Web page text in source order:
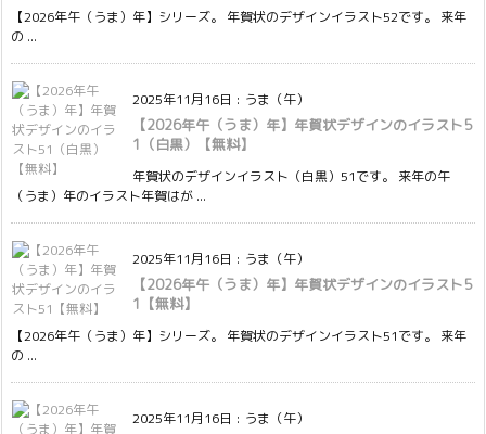
【2026年午（うま）年】シリーズ。 年賀状のデザインイラスト52です。 来年
の ...
2025年11月16日 : うま（午）
【2026年午（うま）年】年賀状デザインのイラスト5
1（白黒）【無料】
年賀状のデザインイラスト（白黒）51です。 来年の午
（うま）年のイラスト年賀はが ...
2025年11月16日 : うま（午）
【2026年午（うま）年】年賀状デザインのイラスト5
1【無料】
【2026年午（うま）年】シリーズ。 年賀状のデザインイラスト51です。 来年
の ...
2025年11月16日 : うま（午）